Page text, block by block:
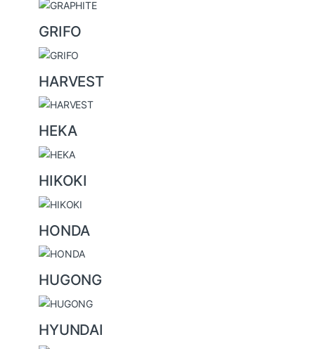
GRIFO
HARVEST
HEKA
HIKOKI
HONDA
HUGONG
HYUNDAI